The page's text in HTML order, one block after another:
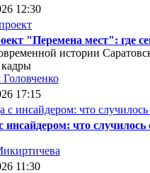
12:30
"Перемена мест": где
истории
17:15
инсайдером: что
11:30